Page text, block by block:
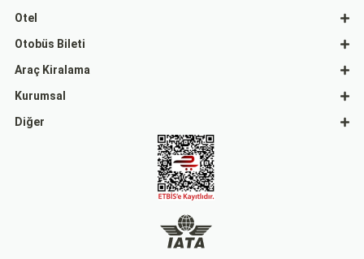
Otel
Otobüs Bileti
Araç Kiralama
Kurumsal
Diğer